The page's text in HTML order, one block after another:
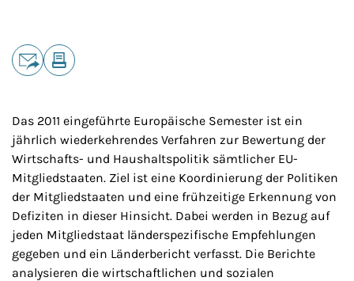
Teilen
Das 2011 eingeführte Europäische Semester ist ein
jährlich wiederkehrendes Verfahren zur Bewertung der
Wirtschafts- und Haushaltspolitik sämtlicher EU-
Mitgliedstaaten. Ziel ist eine Koordinierung der Politiken
der Mitgliedstaaten und eine frühzeitige Erkennung von
Defiziten in dieser Hinsicht. Dabei werden in Bezug auf
jeden Mitgliedstaat länderspezifische Empfehlungen
gegeben und ein Länderbericht verfasst. Die Berichte
analysieren die wirtschaftlichen und sozialen